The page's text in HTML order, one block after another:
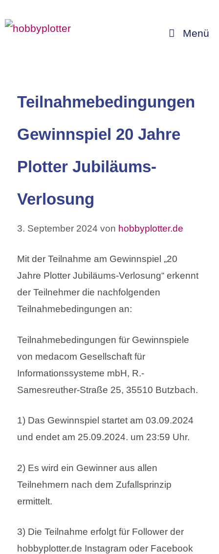
Inhalt
Menü
Teilnahmebedingungen
Gewinnspiel 20 Jahre
Plotter Jubiläums-
Verlosung
3. September 2024 von hobbyplotter.de
Mit der Teilnahme am Gewinnspiel „20
Jahre Plotter Jubiläums-Verlosung“ erkennt
der Teilnehmer die nachfolgenden
Teilnahmebedingungen an:
Teilnahmebedingungen für Gewinnspiele
von medacom Gesellschaft für
Informationssysteme mbH, R.-
Samesreuther-Straße 25, 35510 Butzbach.
1) Das Gewinnspiel startet am 03.09.2024
und endet am 25.09.2024. um 23:59 Uhr.
2) Es wird ein Gewinner aus allen
Teilnehmern nach dem Zufallsprinzip
ermittelt.
3) Die Teilnahme erfolgt für Follower der
hobbyplotter.de Instagram oder Facebook